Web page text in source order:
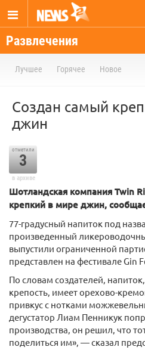
Развлечения
Лучшее Горячее Новое
Создан самый
джин
отметили
3
в архиве
Шотландская компания Twin
крепкий в мире джин,
77-градусный напиток под
произведенный
выпустили ограниченной
представлен на фестивале Gin
По словам создателей,
крепость, имеет орехово-
привкус с нотками
дегустатор Лиам Пенникук
производства, он решил, что
поделиться им», — сказал